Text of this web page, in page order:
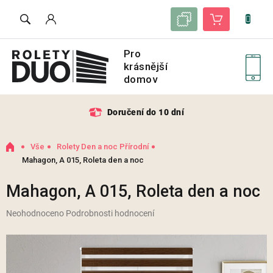
Seznam vzorků Nákupní košík
Doručení do 10 dní
Domů
Vše
Rolety Den a noc Přírodní
Mahagon, A 015, Roleta den a noc
Mahagon, A 015, Roleta den a noc
Průměrné
produktu
Neohodnoceno Podrobnosti hodnocení